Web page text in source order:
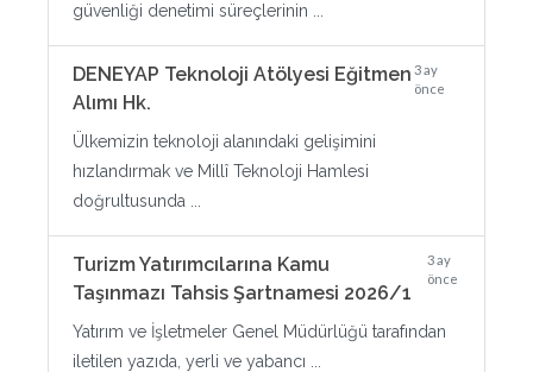
güvenliği denetimi süreçlerinin ...
DENEYAP Teknoloji Atölyesi Eğitmen
Alımı Hk.
3 ay
önce
Ülkemizin teknoloji alanındaki gelişimini
hızlandırmak ve Millî Teknoloji Hamlesi
doğrultusunda ...
Turizm Yatırımcılarına Kamu
Taşınmazı Tahsis Şartnamesi 2026/1
3 ay
önce
Yatırım ve İşletmeler Genel Müdürlüğü tarafından
iletilen yazıda, yerli ve yabancı ...